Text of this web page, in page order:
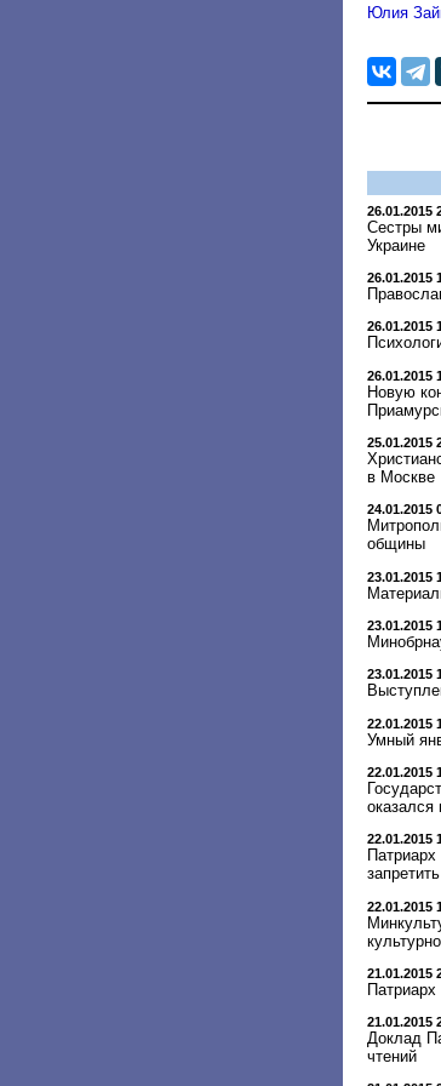
Юлия
26.01.2015
Сестры
Украине
26.01.2015
26.01.2015
26.01.2015
Новую
25.01.2015
в Москве
24.01.2015
общины
23.01.2015
23.01.2015
23.01.2015
22.01.2015
Умный
22.01.2015
22.01.2015
22.01.2015
21.01.2015
21.01.2015
Доклад
чтений